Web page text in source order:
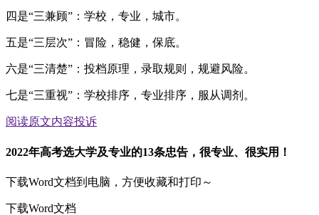
四是“三兼顾”：学校，专业，城市。
五是“三层次”：冒险，稳健，保底。
六是“三清楚”：投档原理，录取规则，规避风险。
七是“三重视”：学校排序，专业排序，服从调剂。
阅读原文内容投诉
2022年高考选大学及专业的13条忠告，很专业、很实用！
下载Word文档到电脑，方便收藏和打印～
下载Word文档